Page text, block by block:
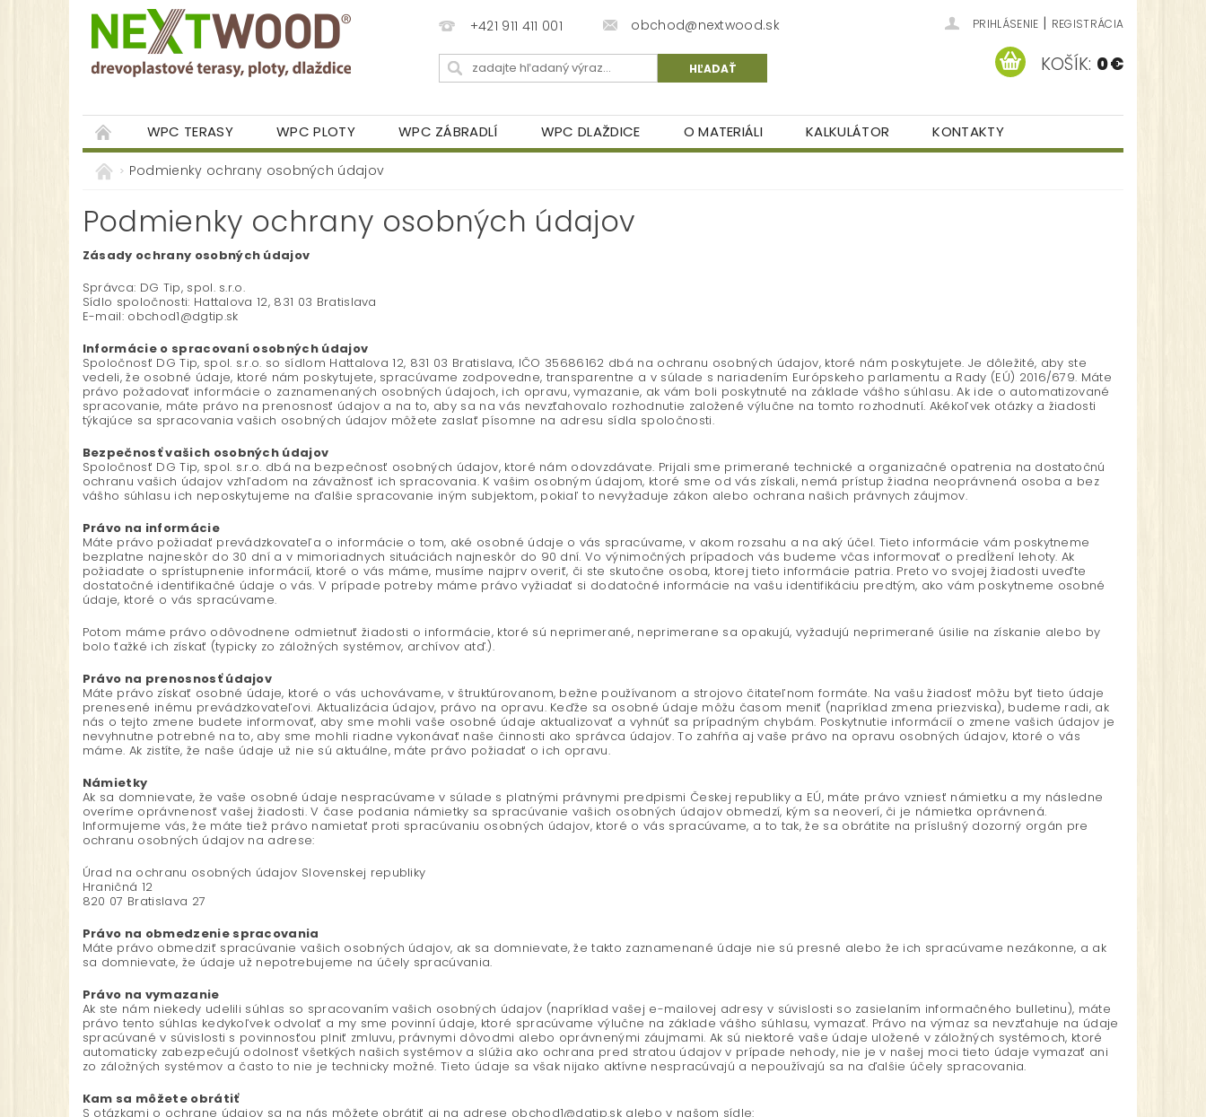
+421 911 411 001 obchod@nextwood.sk PRIHLÁSENIE | REGISTRÁCIA
KOŠÍK: 0 €
WPC TERASY WPC PLOTY WPC ZÁBRADLÍ WPC DLAŽDICE O MATERIÁLI KALKULÁTOR
KONTAKTY
GALÉRIAPodmienky ochrany osobných údajov
Podmienky ochrany osobných údajov
Zásady ochrany osobných údajov
Správca: DG Tip, spol. s.r.o.
Sídlo spoločnosti: Hattalova 12, 831 03 Bratislava
E-mail: obchod1@dgtip.sk
Informácie o spracovaní osobných údajov
Spoločnosť DG Tip, spol. s.r.o. so sídlom Hattalova 12, 831 03 Bratislava, IČO 35686162 dbá na ochranu osobných údajov, ktoré nám poskytujete. Je dôležité, aby ste
vedeli, že osobné údaje, ktoré nám poskytujete, spracúvame zodpovedne, transparentne a v súlade s nariadením Európskeho parlamentu a Rady (EÚ) 2016/679. Máte
právo požadovať informácie o zaznamenaných osobných údajoch, ich opravu, vymazanie, ak vám boli poskytnuté na základe vášho súhlasu. Ak ide o automatizované
spracovanie, máte právo na prenosnosť údajov a na to, aby sa na vás nevzťahovalo rozhodnutie založené výlučne na tomto rozhodnutí. Akékoľvek otázky a žiadosti
týkajúce sa spracovania vašich osobných údajov môžete zaslať písomne na adresu sídla spoločnosti.
Bezpečnosť vašich osobných údajov
Spoločnosť DG Tip, spol. s.r.o. dbá na bezpečnosť osobných údajov, ktoré nám odovzdávate. Prijali sme primerané technické a organizačné opatrenia na dostatočnú
ochranu vašich údajov vzhľadom na závažnosť ich spracovania. K vašim osobným údajom, ktoré sme od vás získali, nemá prístup žiadna neoprávnená osoba a bez
vášho súhlasu ich neposkytujeme na ďalšie spracovanie iným subjektom, pokiaľ to nevyžaduje zákon alebo ochrana našich právnych záujmov.
Právo na informácie
Máte právo požiadať prevádzkovateľa o informácie o tom, aké osobné údaje o vás spracúvame, v akom rozsahu a na aký účel. Tieto informácie vám poskytneme
bezplatne najneskôr do 30 dní a v mimoriadnych situáciách najneskôr do 90 dní. Vo výnimočných prípadoch vás budeme včas informovať o predĺžení lehoty. Ak
požiadate o sprístupnenie informácií, ktoré o vás máme, musíme najprv overiť, či ste skutočne osoba, ktorej tieto informácie patria. Preto vo svojej žiadosti uveďte
dostatočné identifikačné údaje o vás. V prípade potreby máme právo vyžiadať si dodatočné informácie na vašu identifikáciu predtým, ako vám poskytneme osobné
údaje, ktoré o vás spracúvame.
Potom máme právo odôvodnene odmietnuť žiadosti o informácie, ktoré sú neprimerané, neprimerane sa opakujú, vyžadujú neprimerané úsilie na získanie alebo by
bolo ťažké ich získať (typicky zo záložných systémov, archívov atď.).
Právo na prenosnosť údajov
Máte právo získať osobné údaje, ktoré o vás uchovávame, v štruktúrovanom, bežne používanom a strojovo čitateľnom formáte. Na vašu žiadosť môžu byť tieto údaje
prenesené inému prevádzkovateľovi. Aktualizácia údajov, právo na opravu. Keďže sa osobné údaje môžu časom meniť (napríklad zmena priezviska), budeme radi, ak
nás o tejto zmene budete informovať, aby sme mohli vaše osobné údaje aktualizovať a vyhnúť sa prípadným chybám. Poskytnutie informácií o zmene vašich údajov je
nevyhnutne potrebné na to, aby sme mohli riadne vykonávať naše činnosti ako správca údajov. To zahŕňa aj vaše právo na opravu osobných údajov, ktoré o vás
máme. Ak zistíte, že naše údaje už nie sú aktuálne, máte právo požiadať o ich opravu.
Námietky
Ak sa domnievate, že vaše osobné údaje nespracúvame v súlade s platnými právnymi predpismi Českej republiky a EÚ, máte právo vzniesť námietku a my následne
overíme oprávnenosť vašej žiadosti. V čase podania námietky sa spracúvanie vašich osobných údajov obmedzí, kým sa neoverí, či je námietka oprávnená.
Informujeme vás, že máte tiež právo namietať proti spracúvaniu osobných údajov, ktoré o vás spracúvame, a to tak, že sa obrátite na príslušný dozorný orgán pre
ochranu osobných údajov na adrese:
Úrad na ochranu osobných údajov Slovenskej republiky
Hraničná 12
820 07 Bratislava 27
Právo na obmedzenie spracovania
Máte právo obmedziť spracúvanie vašich osobných údajov, ak sa domnievate, že takto zaznamenané údaje nie sú presné alebo že ich spracúvame nezákonne, a ak
sa domnievate, že údaje už nepotrebujeme na účely spracúvania.
Právo na vymazanie
Ak ste nám niekedy udelili súhlas so spracovaním vašich osobných údajov (napríklad vašej e-mailovej adresy v súvislosti so zasielaním informačného bulletinu), máte
právo tento súhlas kedykoľvek odvolať a my sme povinní údaje, ktoré spracúvame výlučne na základe vášho súhlasu, vymazať. Právo na výmaz sa nevzťahuje na údaje
spracúvané v súvislosti s povinnosťou plniť zmluvu, právnymi dôvodmi alebo oprávnenými záujmami. Ak sú niektoré vaše údaje uložené v záložných systémoch, ktoré
automaticky zabezpečujú odolnosť všetkých našich systémov a slúžia ako ochrana pred stratou údajov v prípade nehody, nie je v našej moci tieto údaje vymazať ani
zo záložných systémov a často to nie je technicky možné. Tieto údaje sa však nijako aktívne nespracúvajú a nepoužívajú sa na ďalšie účely spracovania.
Kam sa môžete obrátiť
S otázkami o ochrane údajov sa na nás môžete obrátiť aj na adrese obchod1@dgtip.sk alebo v našom sídle: